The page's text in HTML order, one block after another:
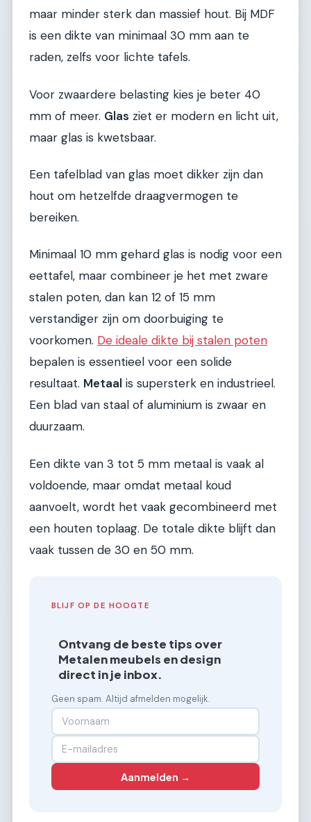
maar minder sterk dan massief hout. Bij MDF
is een dikte van minimaal 30 mm aan te
raden, zelfs voor lichte tafels.
Voor zwaardere belasting kies je beter 40
mm of meer. Glas ziet er modern en licht uit,
maar glas is kwetsbaar.
Een tafelblad van glas moet dikker zijn dan
hout om hetzelfde draagvermogen te
bereiken.
Minimaal 10 mm gehard glas is nodig voor een
eettafel, maar combineer je het met zware
stalen poten, dan kan 12 of 15 mm
verstandiger zijn om doorbuiging te
voorkomen. De ideale dikte bij stalen poten
bepalen is essentieel voor een solide
resultaat. Metaal is supersterk en industrieel.
Een blad van staal of aluminium is zwaar en
duurzaam.
Een dikte van 3 tot 5 mm metaal is vaak al
voldoende, maar omdat metaal koud
aanvoelt, wordt het vaak gecombineerd met
een houten toplaag. De totale dikte blijft dan
vaak tussen de 30 en 50 mm.
BLIJF OP DE HOOGTE
Ontvang de beste tips over
Metalen meubels en design
direct in je inbox.
Geen spam. Altijd afmelden mogelijk.
Aanmelden →